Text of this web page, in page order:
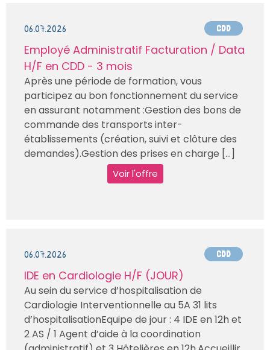
06.07.2026 CDD
Employé Administratif Facturation / Data
H/F en CDD - 3 mois
Après une période de formation, vous
participez au bon fonctionnement du service
en assurant notamment :Gestion des bons de
commande des transports inter-
établissements (création, suivi et clôture des
demandes).Gestion des prises en charge [...]
Voir l'offre
06.07.2026 CDD
IDE en Cardiologie H/F (JOUR)
Au sein du service d’hospitalisation de
Cardiologie Interventionnelle au 5A 31 lits
d’hospitalisationEquipe de jour : 4 IDE en 12h et
2 AS / 1 Agent d’aide à la coordination